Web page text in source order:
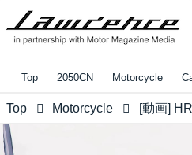
Top 2050CN Motorcycle
Top Motorcycle